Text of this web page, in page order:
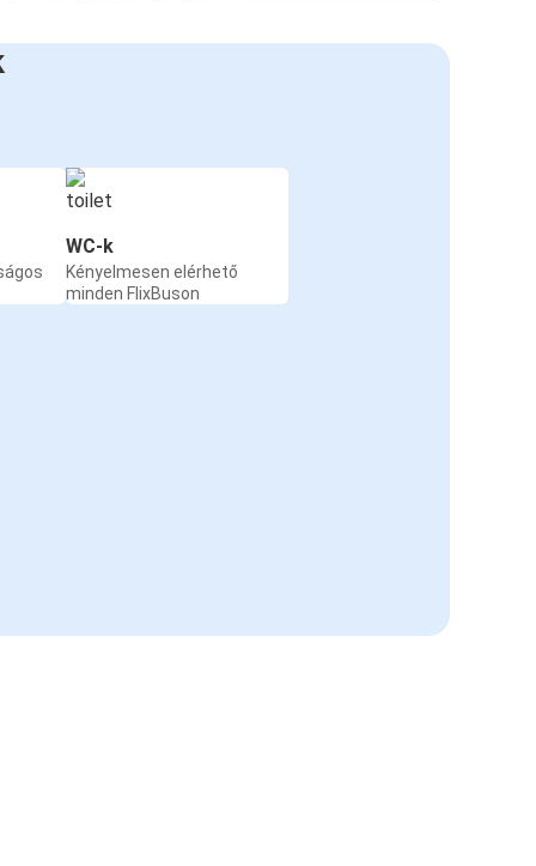
WC-k
Kényelmesen elérhető
minden FlixBuson